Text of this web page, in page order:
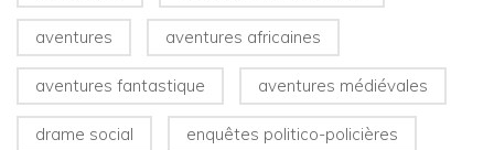
aventures aventures africaines
aventures fantastique aventures médiévales
drame social enquêtes politico-policières